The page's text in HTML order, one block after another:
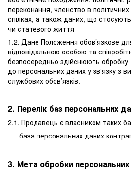
переконання, членство в політичних
спілках, а також даних, що
чи статевого життя.
1.2. Дане Положення обов’язкове
відповідальною особою та
безпосередньо здійснюють
до персональних даних у зв’язку з
службових обов’язків.
2. Перелік баз персональних
2.1. Продавець є власником таких
база персональних даних
3. Мета обробки